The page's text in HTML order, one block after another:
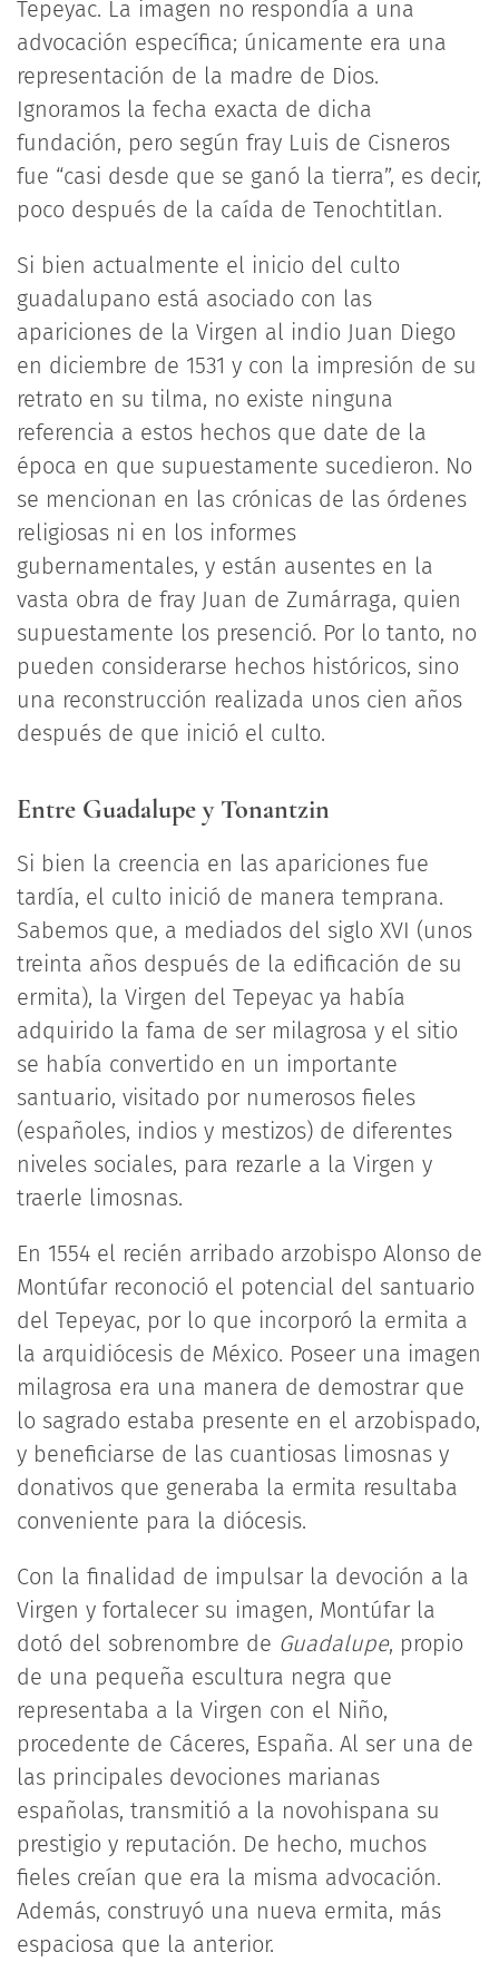
Tepeyac. La imagen no respondía a una
advocación específica; únicamente era una
representación de la madre de Dios.
Ignoramos la fecha exacta de dicha
fundación, pero según fray Luis de Cisneros
fue “casi desde que se ganó la tierra”, es decir,
poco después de la caída de Tenochtitlan.
Si bien actualmente el inicio del culto
guadalupano está asociado con las
apariciones de la Virgen al indio Juan Diego
en diciembre de 1531 y con la impresión de su
retrato en su tilma, no existe ninguna
referencia a estos hechos que date de la
época en que supuestamente sucedieron. No
se mencionan en las crónicas de las órdenes
religiosas ni en los informes
gubernamentales, y están ausentes en la
vasta obra de fray Juan de Zumárraga, quien
supuestamente los presenció. Por lo tanto, no
pueden considerarse hechos históricos, sino
una reconstrucción realizada unos cien años
después de que inició el culto.
Entre Guadalupe y Tonantzin
Si bien la creencia en las apariciones fue
tardía, el culto inició de manera temprana.
Sabemos que, a mediados del siglo XVI (unos
treinta años después de la edificación de su
ermita), la Virgen del Tepeyac ya había
adquirido la fama de ser milagrosa y el sitio
se había convertido en un importante
santuario, visitado por numerosos fieles
(españoles, indios y mestizos) de diferentes
niveles sociales, para rezarle a la Virgen y
traerle limosnas.
En 1554 el recién arribado arzobispo Alonso de
Montúfar reconoció el potencial del santuario
del Tepeyac, por lo que incorporó la ermita a
la arquidiócesis de México. Poseer una imagen
milagrosa era una manera de demostrar que
lo sagrado estaba presente en el arzobispado,
y beneficiarse de las cuantiosas limosnas y
donativos que generaba la ermita resultaba
conveniente para la diócesis.
Con la finalidad de impulsar la devoción a la
Virgen y fortalecer su imagen, Montúfar la
dotó del sobrenombre de Guadalupe, propio
de una pequeña escultura negra que
representaba a la Virgen con el Niño,
procedente de Cáceres, España. Al ser una de
las principales devociones marianas
españolas, transmitió a la novohispana su
prestigio y reputación. De hecho, muchos
fieles creían que era la misma advocación.
Además, construyó una nueva ermita, más
espaciosa que la anterior.